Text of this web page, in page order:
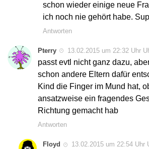
schon wieder einige neue
ich noch nie gehört habe.
Antworten
Pterry 13.02.2015 um 22:32 Uhr
passt evtl nicht ganz dazu,
schon andere Eltern dafür
Kind die Finger im Mund hat,
ansatzweise ein fragendes
Richtung gemacht hab
Antworten
Floyd 13.02.2015 um 22:54 Uhr